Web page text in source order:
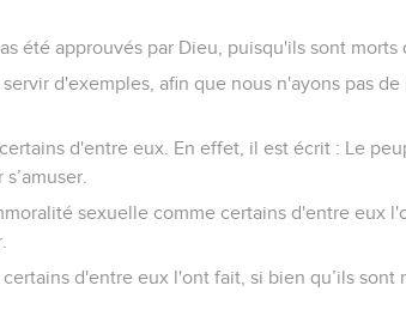
été approuvés par Dieu, puisqu'ils sont morts
d'exemples, afin que nous n'ayons pas
d'entre eux. En effet, il est écrit : Le
sexuelle comme certains d'entre eux
d'entre eux l'ont fait, si bien qu’ils sont